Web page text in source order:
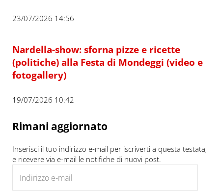
23/07/2026 14:56
Nardella-show: sforna pizze e ricette
(politiche) alla Festa di Mondeggi (video e
fotogallery)
19/07/2026 10:42
Rimani aggiornato
Inserisci il tuo indirizzo e-mail per iscriverti a questa testata,
e ricevere via e-mail le notifiche di nuovi post.